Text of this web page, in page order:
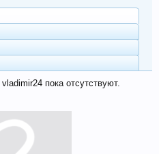
пока отсутствуют.